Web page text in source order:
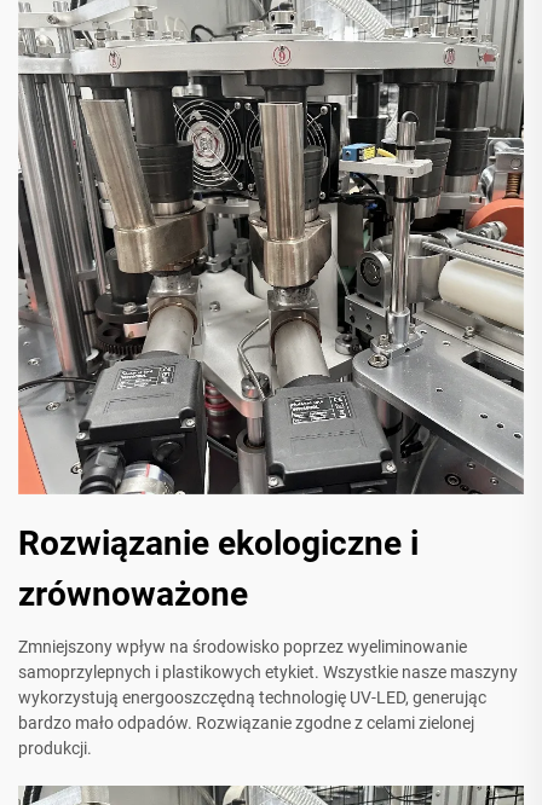
Rozwiązanie ekologiczne i
zrównoważone
Zmniejszony wpływ na środowisko poprzez wyeliminowanie
samoprzylepnych i plastikowych etykiet. Wszystkie nasze maszyny
wykorzystują energooszczędną technologię UV-LED, generując
bardzo mało odpadów. Rozwiązanie zgodne z celami zielonej
produkcji.